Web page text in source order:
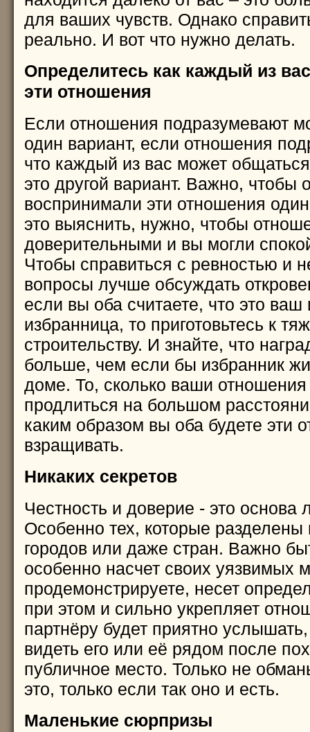
для ваших чувств. Однако
реально. И вот что нужно делать.
Определитесь как каждый из
эти отношения
Если отношения подразумевают
один вариант, если отношения
что каждый из вас может
это другой вариант. Важно, чтобы
воспринимали эти отношения
это выяснить, нужно, чтобы
доверительными и вы могли
Чтобы справиться с ревностью и
вопросы лучше обсуждать
если вы оба считаете, что это ваш
избранница, то приготовьтесь к
строительству. И знайте, что
больше, чем если бы избранник
доме. То, сколько ваши отношения
продлиться на большом
каким образом вы оба будете эти
взращивать.
Никаких секретов
Честность и доверие - это
Особенно тех, которые разделены
городов или даже стран. Важно
особенно насчет своих уязвимых
продемонстрируете, несет
при этом и сильно укрепляет
партнёру будет приятно
видеть его или её рядом после
публичное место. Только не
это, только если так оно и есть.
Маленькие сюрпризы